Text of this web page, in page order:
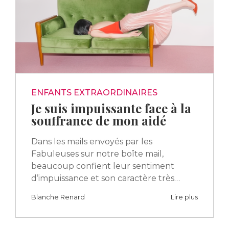
ENFANTS EXTRAORDINAIRES
Je suis impuissante face à la
souffrance de mon aidé
Dans les mails envoyés par les
Fabuleuses sur notre boîte mail,
beaucoup confient leur sentiment
d’impuissance et son caractère très…
Blanche Renard Lire plus